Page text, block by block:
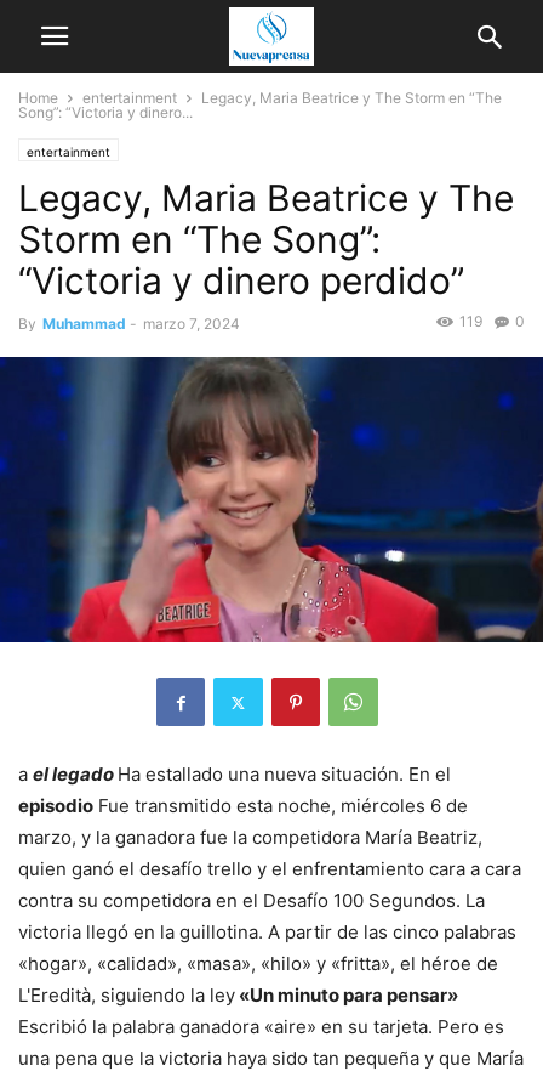
Home entertainment
Legacy, Maria Beatrice y The Storm en “The
Song”: “Victoria y dinero...
entertainment
Legacy, Maria Beatrice y The
Storm en “The Song”:
“Victoria y dinero perdido”
By Muhammad - marzo 7, 2024 0
119
a el legado Ha estallado una nueva situación. En el
episodio Fue transmitido esta noche, miércoles 6 de
marzo, y la ganadora fue la competidora María Beatriz,
quien ganó el desafío trello y el enfrentamiento cara a cara
contra su competidora en el Desafío 100 Segundos. La
victoria llegó en la guillotina. A partir de las cinco palabras
«hogar», «calidad», «masa», «hilo» y «fritta», el héroe de
L'Eredità, siguiendo la ley «Un minuto para pensar»
Escribió la palabra ganadora «aire» en su tarjeta. Pero es
una pena que la victoria haya sido tan pequeña y que María